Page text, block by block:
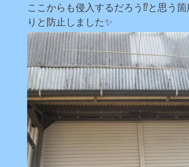
ここからも侵入するだろう⁉と思う
りと防止しました✨